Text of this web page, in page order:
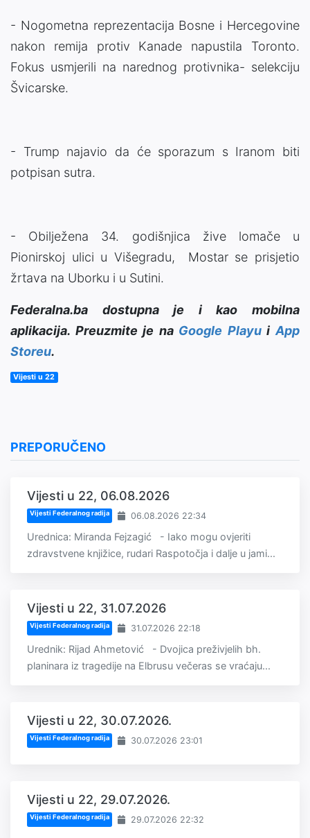
- Nogometna reprezentacija Bosne i Hercegovine
nakon remija protiv Kanade napustila Toronto.
Fokus usmjerili na narednog protivnika- selekciju
Švicarske.
- Trump najavio da će sporazum s Iranom biti
potpisan sutra.
- Obilježena 34. godišnjica žive lomače u
Pionirskoj ulici u Višegradu, Mostar se prisjetio
žrtava na Uborku i u Sutini.
Federalna.ba dostupna je i kao mobilna
aplikacija. Preuzmite je na Google PlayuiApp
Storeu.
Vijesti u 22
PREPORUČENO
Vijesti u 22, 06.08.2026
Vijesti Federalnog radija 06.08.2026 22:34
Urednica: Miranda Fejzagić - Iako mogu ovjeriti
zdravstvene knjižice, rudari Raspotočja i dalje u jami...
Vijesti u 22, 31.07.2026
Vijesti Federalnog radija 31.07.2026 22:18
Urednik: Rijad Ahmetović - Dvojica preživjelih bh.
planinara iz tragedije na Elbrusu večeras se vraćaju...
Vijesti u 22, 30.07.2026.
Vijesti Federalnog radija 30.07.2026 23:01
Vijesti u 22, 29.07.2026.
Vijesti Federalnog radija 29.07.2026 22:32